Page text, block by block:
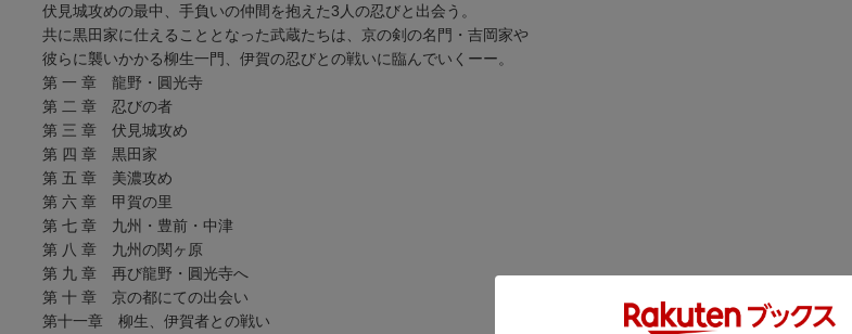
伏見城攻めの最中、手負いの仲間を抱えた3人の忍びと出会う。
共に黒田家に仕えることとなった武蔵たちは、京の剣の名門・吉岡家や
彼らに襲いかかる柳生一門、伊賀の忍びとの戦いに臨んでいくーー。
第 一 章 龍野・圓光寺
第 二 章 忍びの者
第 三 章 伏見城攻め
第 四 章 黒田家
第 五 章 美濃攻め
第 六 章 甲賀の里
第 七 章 九州・豊前・中津
第 八 章 九州の関ヶ原
第 九 章 再び龍野・圓光寺へ
第 十 章 京の都にての出会い
第十一章 柳生、伊賀者との戦い